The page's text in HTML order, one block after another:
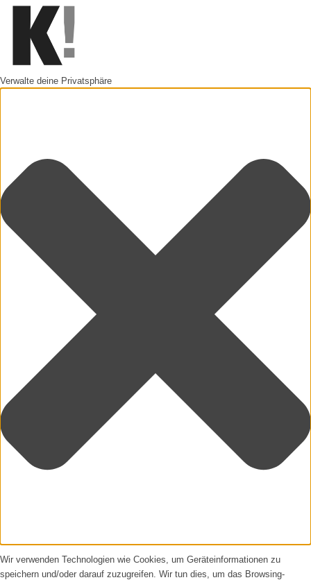
Verwalte deine Privatsphäre
Wir verwenden Technologien wie Cookies, um Geräteinformationen zu
speichern und/oder darauf zuzugreifen. Wir tun dies, um das Browsing-